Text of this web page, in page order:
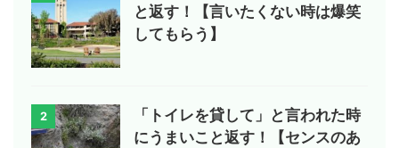
と返す！【言いたくない時は爆笑
してもらう】
2
「トイレを貸して」と言われた時
にうまいこと返す！【センスのあ